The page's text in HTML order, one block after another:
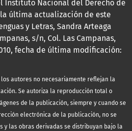
Instituto Nacional del Derecho de
última actualización de este
y Letras, Sandra Arteaga
s/n, Col. Las Campanas,
fecha de última modificación:
autores no necesariamente reflejan la
Se autoriza la reproducción total o
de la publicación, siempre y cuando se
electrónica de la publicación, no se
y las obras derivadas se distribuyan bajo la